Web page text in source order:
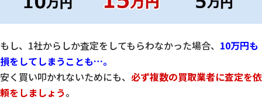
もし、1社からしか査定をしてもらわなかった場合、 10万円も
損をしてしまうことも…。
安く買い叩かれないためにも、 必ず複数の買取業者に査定を依
頼をしましょう。